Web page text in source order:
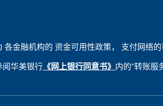
金融机构的 资金可用性政策， 支付网络
阅华美银行 《网上银行同意书》 内的“转账服